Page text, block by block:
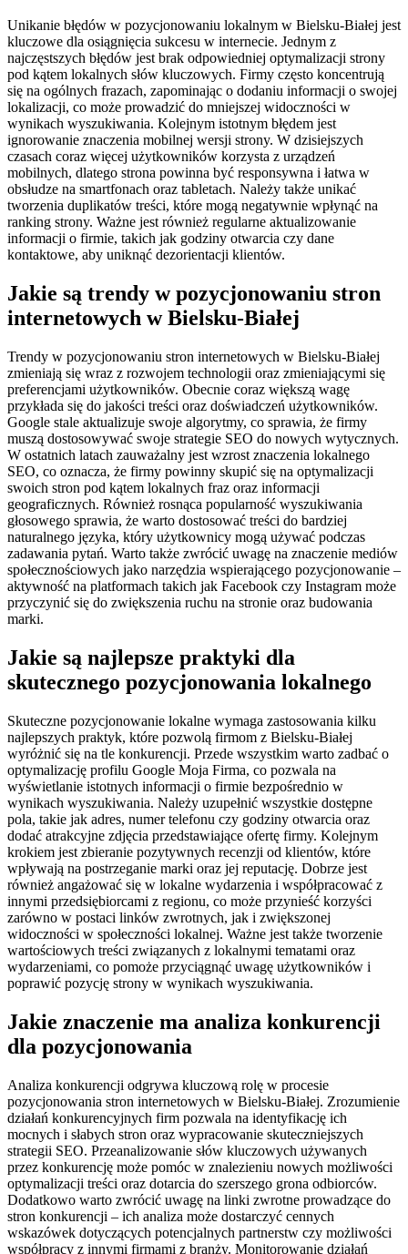
Unikanie błędów w pozycjonowaniu lokalnym w Bielsku-Białej jest
kluczowe dla osiągnięcia sukcesu w internecie. Jednym z
najczęstszych błędów jest brak odpowiedniej optymalizacji strony
pod kątem lokalnych słów kluczowych. Firmy często koncentrują
się na ogólnych frazach, zapominając o dodaniu informacji o swojej
lokalizacji, co może prowadzić do mniejszej widoczności w
wynikach wyszukiwania. Kolejnym istotnym błędem jest
ignorowanie znaczenia mobilnej wersji strony. W dzisiejszych
czasach coraz więcej użytkowników korzysta z urządzeń
mobilnych, dlatego strona powinna być responsywna i łatwa w
obsłudze na smartfonach oraz tabletach. Należy także unikać
tworzenia duplikatów treści, które mogą negatywnie wpłynąć na
ranking strony. Ważne jest również regularne aktualizowanie
informacji o firmie, takich jak godziny otwarcia czy dane
kontaktowe, aby uniknąć dezorientacji klientów.
Jakie są trendy w pozycjonowaniu stron
internetowych w Bielsku-Białej
Trendy w pozycjonowaniu stron internetowych w Bielsku-Białej
zmieniają się wraz z rozwojem technologii oraz zmieniającymi się
preferencjami użytkowników. Obecnie coraz większą wagę
przykłada się do jakości treści oraz doświadczeń użytkowników.
Google stale aktualizuje swoje algorytmy, co sprawia, że firmy
muszą dostosowywać swoje strategie SEO do nowych wytycznych.
W ostatnich latach zauważalny jest wzrost znaczenia lokalnego
SEO, co oznacza, że firmy powinny skupić się na optymalizacji
swoich stron pod kątem lokalnych fraz oraz informacji
geograficznych. Również rosnąca popularność wyszukiwania
głosowego sprawia, że warto dostosować treści do bardziej
naturalnego języka, który użytkownicy mogą używać podczas
zadawania pytań. Warto także zwrócić uwagę na znaczenie mediów
społecznościowych jako narzędzia wspierającego pozycjonowanie –
aktywność na platformach takich jak Facebook czy Instagram może
przyczynić się do zwiększenia ruchu na stronie oraz budowania
marki.
Jakie są najlepsze praktyki dla
skutecznego pozycjonowania lokalnego
Skuteczne pozycjonowanie lokalne wymaga zastosowania kilku
najlepszych praktyk, które pozwolą firmom z Bielsku-Białej
wyróżnić się na tle konkurencji. Przede wszystkim warto zadbać o
optymalizację profilu Google Moja Firma, co pozwala na
wyświetlanie istotnych informacji o firmie bezpośrednio w
wynikach wyszukiwania. Należy uzupełnić wszystkie dostępne
pola, takie jak adres, numer telefonu czy godziny otwarcia oraz
dodać atrakcyjne zdjęcia przedstawiające ofertę firmy. Kolejnym
krokiem jest zbieranie pozytywnych recenzji od klientów, które
wpływają na postrzeganie marki oraz jej reputację. Dobrze jest
również angażować się w lokalne wydarzenia i współpracować z
innymi przedsiębiorcami z regionu, co może przynieść korzyści
zarówno w postaci linków zwrotnych, jak i zwiększonej
widoczności w społeczności lokalnej. Ważne jest także tworzenie
wartościowych treści związanych z lokalnymi tematami oraz
wydarzeniami, co pomoże przyciągnąć uwagę użytkowników i
poprawić pozycję strony w wynikach wyszukiwania.
Jakie znaczenie ma analiza konkurencji
dla pozycjonowania
Analiza konkurencji odgrywa kluczową rolę w procesie
pozycjonowania stron internetowych w Bielsku-Białej. Zrozumienie
działań konkurencyjnych firm pozwala na identyfikację ich
mocnych i słabych stron oraz wypracowanie skuteczniejszych
strategii SEO. Przeanalizowanie słów kluczowych używanych
przez konkurencję może pomóc w znalezieniu nowych możliwości
optymalizacji treści oraz dotarcia do szerszego grona odbiorców.
Dodatkowo warto zwrócić uwagę na linki zwrotne prowadzące do
stron konkurencji – ich analiza może dostarczyć cennych
wskazówek dotyczących potencjalnych partnerstw czy możliwości
współpracy z innymi firmami z branży. Monitorowanie działań